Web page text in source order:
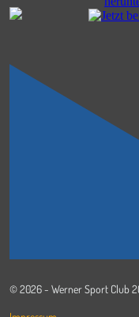
© 2026 - Werner Sport Club